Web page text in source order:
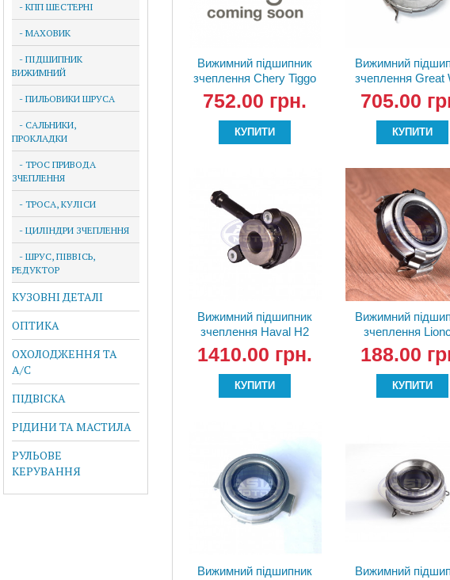
- КПП ШЕСТЕРНІ
- МАХОВИК
- ПІДШИПНИК
ВИЖИМНИЙ
- ПИЛЬОВИКИ ШРУСА
- САЛЬНИКИ,
ПРОКЛАДКИ
- ТРОС ПРИВОДА
ЗЧЕПЛЕННЯ
- ТРОСА, КУЛІСИ
- ЦИЛІНДРИ ЗЧЕПЛЕННЯ
- ШРУС, ПІВВІСЬ,
РЕДУКТОР
КУЗОВНІ ДЕТАЛІ
ОПТИКА
ОХОЛОДЖЕННЯ ТА
A/C
ПІДВІСКА
РІДИНИ ТА МАСТИЛА
РУЛЬОВЕ
КЕРУВАННЯ
Вижимний підшипник
зчеплення Chery Tiggo
QR523-1602500 Valeo
PHC
752.00 грн.
КУПИТИ
Вижимний
зчеплення Great
Diesel ZM001M-
705.00
КУПИТИ
Вижимний підшипник
зчеплення Haval H2
1601030CCM51A
1410.00 грн.
КУПИТИ
Вижимний
зчеплення
MD749998
188.00
КУПИТИ
Вижимний підшипник
Вижимний